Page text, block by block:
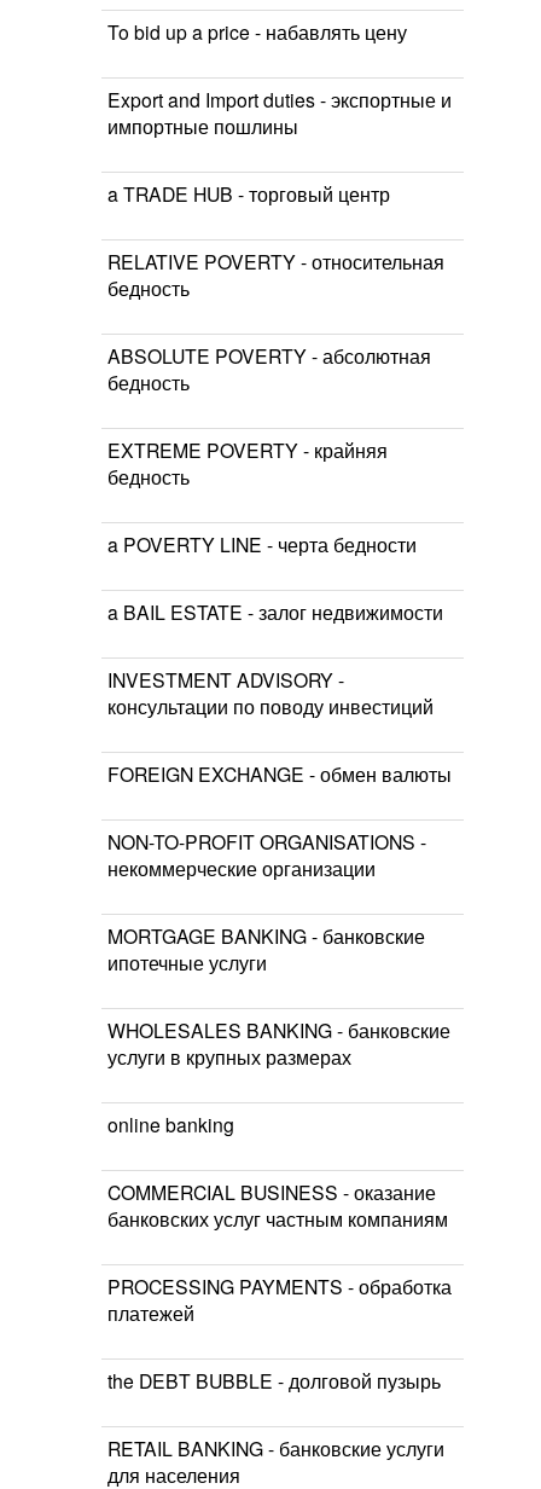
To bid up a price - набавлять цену
Export and Import duties - экспортные и
импортные пошлины
a TRADE HUB - торговый центр
RELATIVE POVERTY - относительная
бедность
ABSOLUTE POVERTY - абсолютная
бедность
EXTREME POVERTY - крайняя
бедность
a POVERTY LINE - черта бедности
a BAIL ESTATE - залог недвижимости
INVESTMENT ADVISORY -
консультации по поводу инвестиций
FOREIGN EXCHANGE - обмен валюты
NON-TO-PROFIT ORGANISATIONS -
некоммерческие организации
MORTGAGE BANKING - банковские
ипотечные услуги
WHOLESALES BANKING - банковские
услуги в крупных размерах
online banking
COMMERCIAL BUSINESS - оказание
банковских услуг частным компаниям
PROCESSING PAYMENTS - обработка
платежей
the DEBT BUBBLE - долговой пузырь
RETAIL BANKING - банковские услуги
для населения